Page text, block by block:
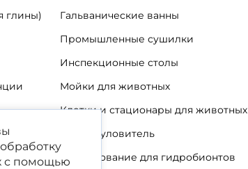
глины)
Гальванические ванны
Промышленные сушилки
Инспекционные столы
Мойки для животных
Клетки и стационары для животных
Шерстеуловитель
Оборудование для гидробионтов
с помощью